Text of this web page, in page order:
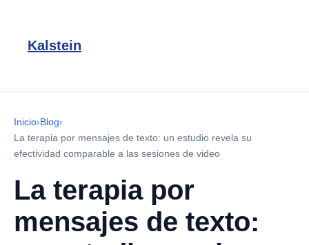
Kalstein
Inicio›Blog›
La terapia por mensajes de texto: un estudio revela su
efectividad comparable a las sesiones de video
La terapia por
mensajes de texto: